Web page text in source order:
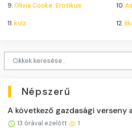
9.Olivia Cooke: Erotikus 10.
11.kvíz 12.
Népszerű
A következő gazdasági verseny
13 órával ezelőtt 1